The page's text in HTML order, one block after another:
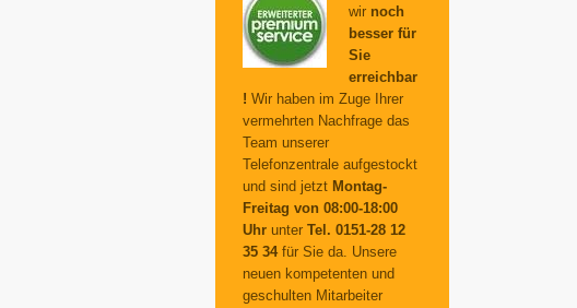
wir noch
besser für
Sie
erreichbar
! Wir haben im Zuge Ihrer
vermehrten Nachfrage das
Team unserer
Telefonzentrale aufgestockt
und sind jetzt Montag-
Freitag von 08:00-18:00
Uhr unter Tel. 0151-28 12
35 34für Sie da. Unsere
neuen kompetenten und
geschulten Mitarbeiter